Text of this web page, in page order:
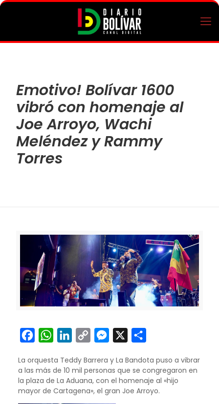
Emotivo! Bolívar 1600
vibró con homenaje al
Joe Arroyo, Wachi
Meléndez y Rammy
Torres
FacebookWhatsAppLinkedIn
Copy
Messenger
La orquesta Teddy Barrera y La Bandota puso a vibrar
a las más de 10 mil personas que se congregaron en
la plaza de La Aduana, con el homenaje al «hijo
mayor de Cartagena», el gran Joe Arroyo.